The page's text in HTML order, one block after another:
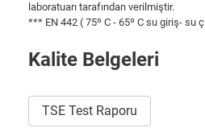
laboratuarı tarafından verilmiştir.
*** EN 442 ( 75º C - 65º C su giriş- su
Kalite Belgeleri
TSE Test Raporu